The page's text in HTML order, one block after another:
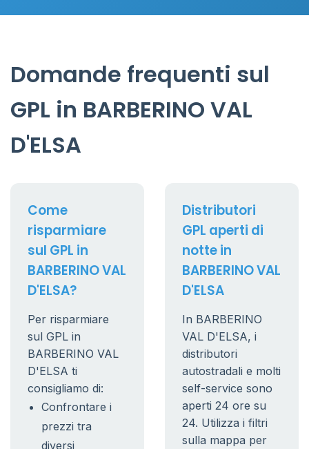
Domande frequenti sul
GPL in BARBERINO VAL
D'ELSA
Come
risparmiare
sul GPL in
BARBERINO VAL
D'ELSA?
Per risparmiare
sul GPL in
BARBERINO VAL
D'ELSA ti
consigliamo di:
Confrontare i
prezzi tra
diversi
Distributori
GPL aperti di
notte in
BARBERINO VAL
D'ELSA
In BARBERINO
VAL D'ELSA, i
distributori
autostradali e molti
self-service sono
aperti 24 ore su
24. Utilizza i filtri
sulla mappa per